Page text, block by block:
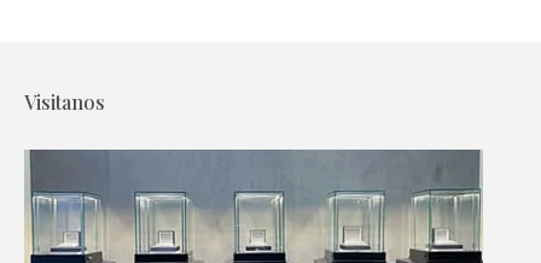
Visitanos